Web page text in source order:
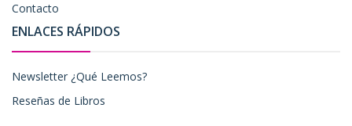
Contacto
ENLACES RÁPIDOS
Newsletter ¿Qué Leemos?
Reseñas de Libros